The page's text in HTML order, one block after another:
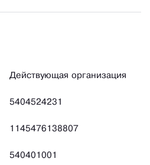
Действующая организация
5404524231
1145476138807
540401001